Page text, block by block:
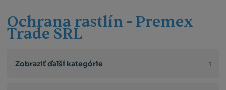
Ochrana rastlín - Premex
Trade SRL
Zobraziť ďalší kategórie